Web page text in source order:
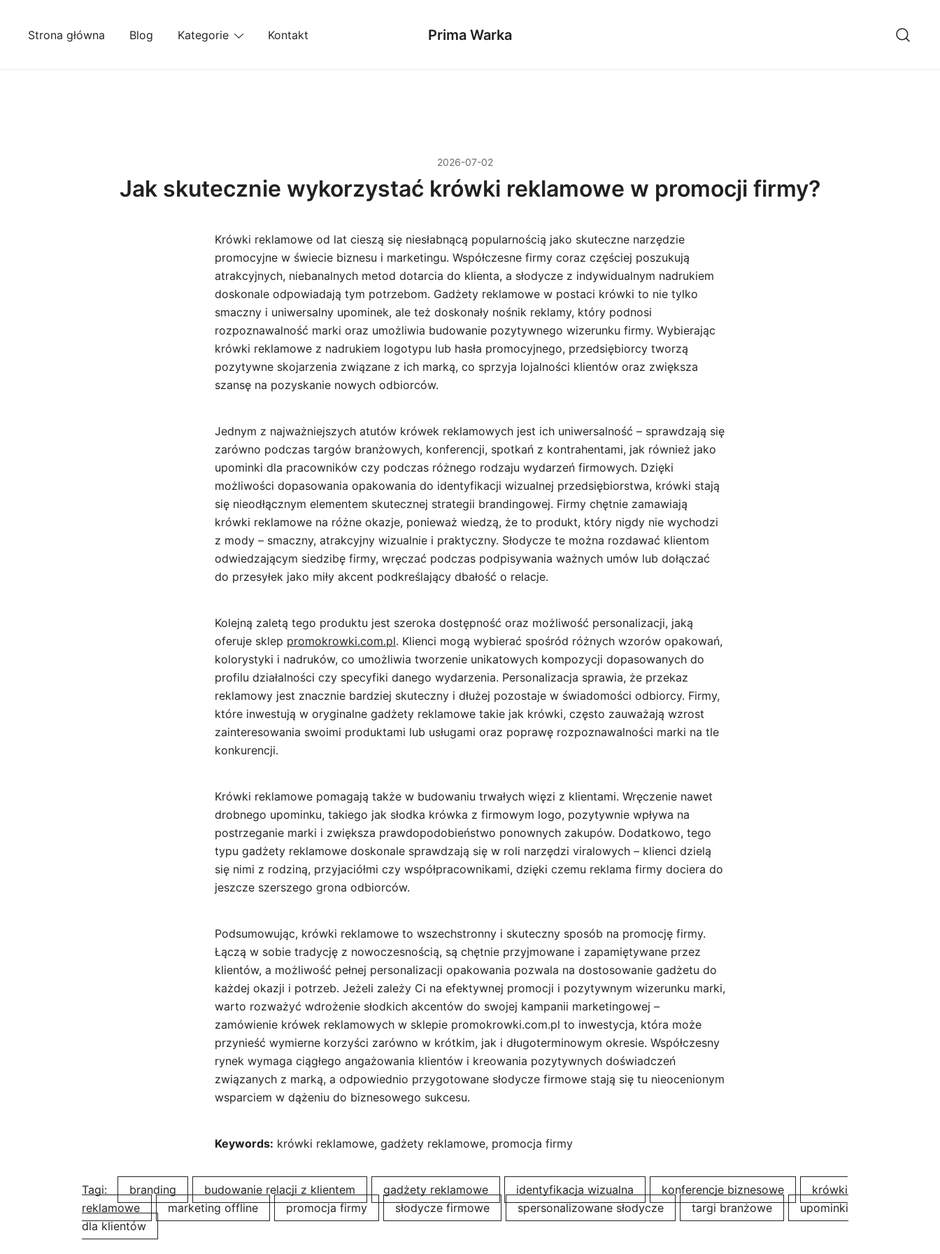
Strona główna Blog Kategorie Kontakt Prima Warka
2026-07-02
Jak skutecznie wykorzystać krówki reklamowe w promocji firmy?
Krówki reklamowe od lat cieszą się niesłabnącą popularnością jako skuteczne narzędzie
promocyjne w świecie biznesu i marketingu. Współczesne firmy coraz częściej poszukują
atrakcyjnych, niebanalnych metod dotarcia do klienta, a słodycze z indywidualnym nadrukiem
doskonale odpowiadają tym potrzebom. Gadżety reklamowe w postaci krówki to nie tylko
smaczny i uniwersalny upominek, ale też doskonały nośnik reklamy, który podnosi
rozpoznawalność marki oraz umożliwia budowanie pozytywnego wizerunku firmy. Wybierając
krówki reklamowe z nadrukiem logotypu lub hasła promocyjnego, przedsiębiorcy tworzą
pozytywne skojarzenia związane z ich marką, co sprzyja lojalności klientów oraz zwiększa
szansę na pozyskanie nowych odbiorców.
Jednym z najważniejszych atutów krówek reklamowych jest ich uniwersalność – sprawdzają się
zarówno podczas targów branżowych, konferencji, spotkań z kontrahentami, jak również jako
upominki dla pracowników czy podczas różnego rodzaju wydarzeń firmowych. Dzięki
możliwości dopasowania opakowania do identyfikacji wizualnej przedsiębiorstwa, krówki stają
się nieodłącznym elementem skutecznej strategii brandingowej. Firmy chętnie zamawiają
krówki reklamowe na różne okazje, ponieważ wiedzą, że to produkt, który nigdy nie wychodzi
z mody – smaczny, atrakcyjny wizualnie i praktyczny. Słodycze te można rozdawać klientom
odwiedzającym siedzibę firmy, wręczać podczas podpisywania ważnych umów lub dołączać
do przesyłek jako miły akcent podkreślający dbałość o relacje.
Kolejną zaletą tego produktu jest szeroka dostępność oraz możliwość personalizacji, jaką
oferuje sklep promokrowki.com.pl. Klienci mogą wybierać spośród różnych wzorów opakowań,
kolorystyki i nadruków, co umożliwia tworzenie unikatowych kompozycji dopasowanych do
profilu działalności czy specyfiki danego wydarzenia. Personalizacja sprawia, że przekaz
reklamowy jest znacznie bardziej skuteczny i dłużej pozostaje w świadomości odbiorcy. Firmy,
które inwestują w oryginalne gadżety reklamowe takie jak krówki, często zauważają wzrost
zainteresowania swoimi produktami lub usługami oraz poprawę rozpoznawalności marki na tle
konkurencji.
Krówki reklamowe pomagają także w budowaniu trwałych więzi z klientami. Wręczenie nawet
drobnego upominku, takiego jak słodka krówka z firmowym logo, pozytywnie wpływa na
postrzeganie marki i zwiększa prawdopodobieństwo ponownych zakupów. Dodatkowo, tego
typu gadżety reklamowe doskonale sprawdzają się w roli narzędzi viralowych – klienci dzielą
się nimi z rodziną, przyjaciółmi czy współpracownikami, dzięki czemu reklama firmy dociera do
jeszcze szerszego grona odbiorców.
Podsumowując, krówki reklamowe to wszechstronny i skuteczny sposób na promocję firmy.
Łączą w sobie tradycję z nowoczesnością, są chętnie przyjmowane i zapamiętywane przez
klientów, a możliwość pełnej personalizacji opakowania pozwala na dostosowanie gadżetu do
każdej okazji i potrzeb. Jeżeli zależy Ci na efektywnej promocji i pozytywnym wizerunku marki,
warto rozważyć wdrożenie słodkich akcentów do swojej kampanii marketingowej –
zamówienie krówek reklamowych w sklepie promokrowki.com.pl to inwestycja, która może
przynieść wymierne korzyści zarówno w krótkim, jak i długoterminowym okresie. Współczesny
rynek wymaga ciągłego angażowania klientów i kreowania pozytywnych doświadczeń
związanych z marką, a odpowiednio przygotowane słodycze firmowe stają się tu nieocenionym
wsparciem w dążeniu do biznesowego sukcesu.
Keywords: krówki reklamowe, gadżety reklamowe, promocja firmy
Tagi: branding budowanie relacji z klientem gadżety reklamowe identyfikacja wizualna konferencje biznesowe
krówki
reklamowe
marketing offline promocja firmy słodycze firmowe spersonalizowane słodycze targi branżowe
upominki
dla klientów